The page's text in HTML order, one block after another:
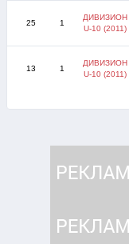
25 1
ДИВИЗИОН
U-10 (2011)
13 1
ДИВИЗИОН
U-10 (2011)